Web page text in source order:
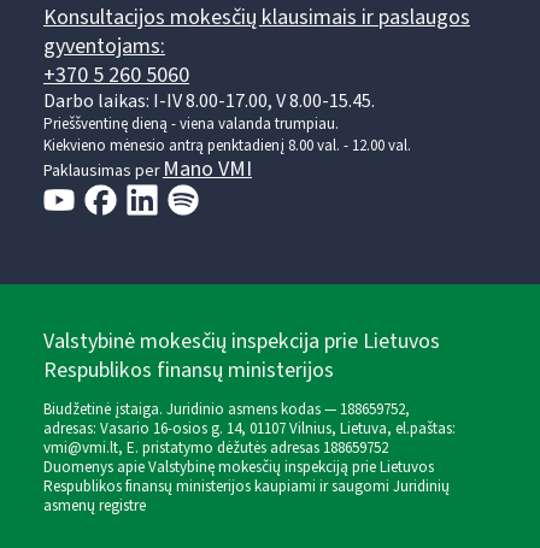
Konsultacijos mokesčių klausimais ir paslaugos
gyventojams:
+370 5 260 5060
Darbo laikas: I-IV 8.00-17.00, V 8.00-15.45.
Prieššventinę dieną - viena valanda trumpiau.
Kiekvieno mėnesio antrą penktadienį 8.00 val. - 12.00 val.
Paklausimas per Mano VMI
Valstybinė mokesčių inspekcija prie Lietuvos
Respublikos finansų ministerijos
Biudžetinė įstaiga. Juridinio asmens kodas — 188659752,
adresas: Vasario 16-osios g. 14, 01107 Vilnius, Lietuva, el.paštas:
vmi@vmi.lt, E. pristatymo dėžutės adresas 188659752
Duomenys apie Valstybinę mokesčių inspekciją prie Lietuvos
Respublikos finansų ministerijos kaupiami ir saugomi Juridinių
asmenų registre